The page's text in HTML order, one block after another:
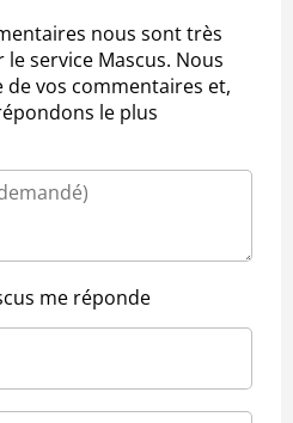
nous sont très
service Mascus. Nous
vos commentaires et,
le plus
me réponde